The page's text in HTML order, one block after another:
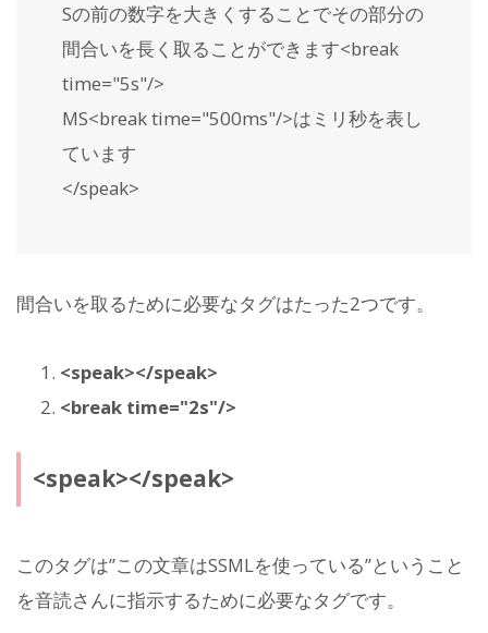
Sの前の数字を大きくすることでその部分の
間合いを長く取ることができます<break
time="5s"/>
MS<break time="500ms"/>はミリ秒を表し
ています
</speak>
間合いを取るために必要なタグはたった2つです。
<speak></speak>
<break time="2s"/>
<speak></speak>
このタグは”この文章はSSMLを使っている”ということ
を音読さんに指示するために必要なタグです。